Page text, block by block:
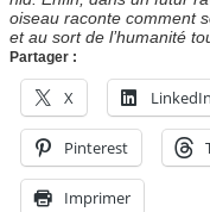
oiseau raconte comment
et au sort de l’humanité
Partager :
X LinkedIn
Pinterest
Imprimer